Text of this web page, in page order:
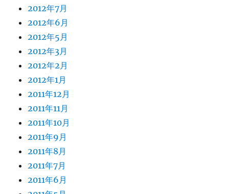
2012年7月
2012年6月
2012年5月
2012年3月
2012年2月
2012年1月
2011年12月
2011年11月
2011年10月
2011年9月
2011年8月
2011年7月
2011年6月